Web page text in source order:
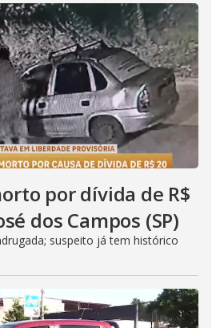
por dívida de R$
dos Campos (SP)
suspeito já tem histórico